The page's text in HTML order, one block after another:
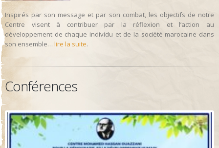
Inspirés par son message et par son combat, les objectifs de notre
Centre visent à contribuer par la réflexion et l’action au
développement de chaque individu et de la société marocaine dans
son ensemble… lire la suite.
Conférences